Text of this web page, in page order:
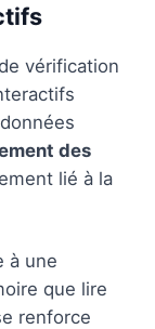
vérification
des
lié à la
à une
que lire
renforce